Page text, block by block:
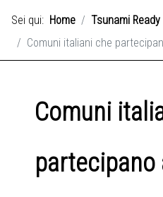
Sei qui: Home
Tsunami Ready
Comuni italiani che
Comuni
partecipano